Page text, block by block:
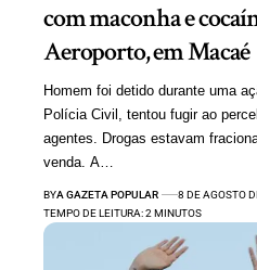
com maconha e
Aeroporto, em Macaé
Homem foi detido durante uma
Polícia Civil, tentou fugir ao
agentes. Drogas estavam
venda. A…
BYA GAZETA POPULAR
8 DE AGOSTO
TEMPO DE LEITURA: 2 MINUTOS